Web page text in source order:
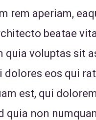
rem aperiam,
beatae
quia voluptas sit
eos qui
est, qui
quia non